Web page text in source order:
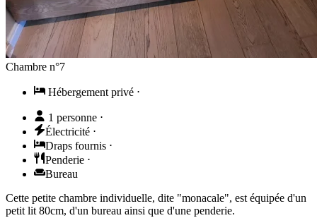
Chambre n°7
Hébergement privé ⋅
1 personne ⋅
Électricité ⋅
Draps fournis ⋅
Penderie ⋅
Bureau
Cette petite chambre individuelle, dite "monacale", est équipée d'un
petit lit 80cm, d'un bureau ainsi que d'une penderie.